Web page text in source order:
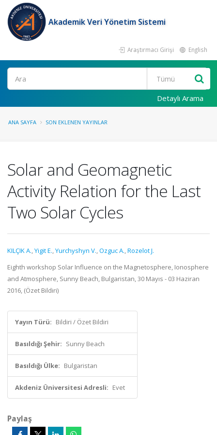
Akademik Veri Yönetim Sistemi
Araştırmacı Girişi English
Ara
Detaylı Arama
ANA SAYFA SON EKLENEN YAYINLAR
Solar and Geomagnetic
Activity Relation for the Last
Two Solar Cycles
KILÇIK A.,Yigit E.,Yurchyshyn V.,Ozguc A.,Rozelot J.
Eighth workshop Solar Influence on the Magnetosphere, Ionosphere
and Atmosphere, Sunny Beach, Bulgaristan, 30 Mayıs - 03 Haziran
2016, (Özet Bildiri)
Yayın Türü: Bildiri / Özet Bildiri
Basıldığı Şehir: Sunny Beach
Basıldığı Ülke: Bulgaristan
Akdeniz Üniversitesi Adresli: Evet
Paylaş